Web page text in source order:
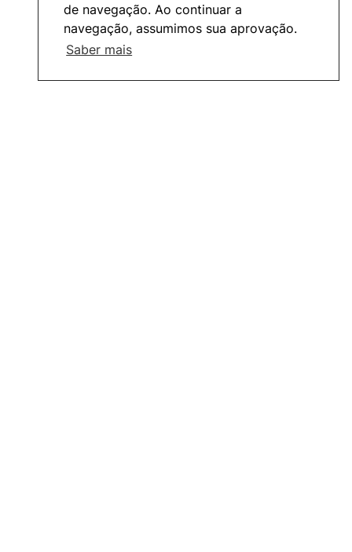
de navegação. Ao continuar a
navegação, assumimos sua aprovação.
Saber mais